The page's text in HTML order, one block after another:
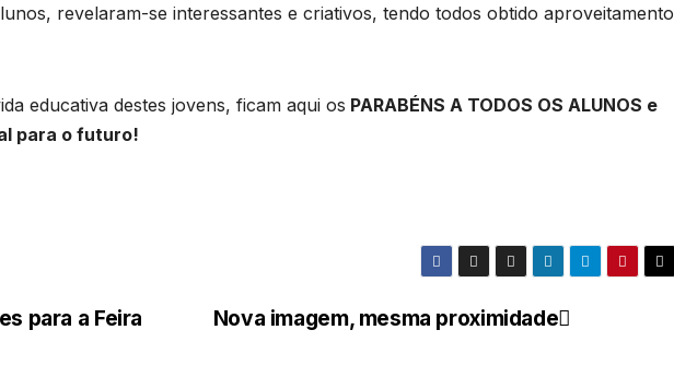
revelaram-se interessantes e criativos, tendo todos obtido aproveitamento
educativa destes jovens, ficam aqui os PARABÉNS A TODOS OS ALUNOS e
para o futuro!
Nova imagem, mesma proximidade
para a Feira